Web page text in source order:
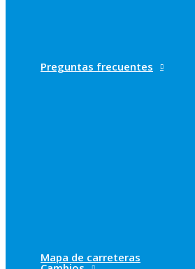
Preguntas frecuentes
Mapa de carreteras